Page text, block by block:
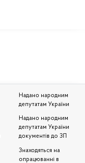
Надано народним
депутатам України
Надано народним
депутатам України
документів до ЗП
Знаходяться на
опрацюванні в